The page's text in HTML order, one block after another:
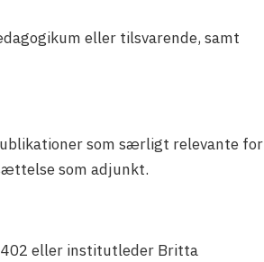
eller tilsvarende, samt
som særligt relevante for
som adjunkt.
eller institutleder Britta